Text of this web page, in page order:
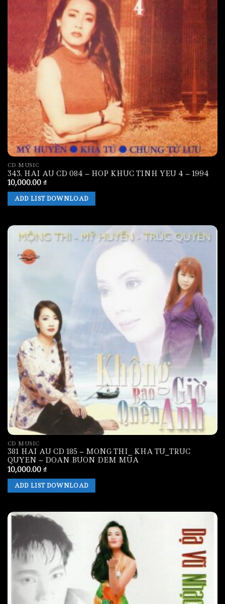
CD MUSIC
343. HAI AU CD 084 – HOP KHUC TINH YEU 4 – 1994
10,000.00 ₫
ADD LIST DOWNLOAD
CD MUSIC
381 HAI AU CD 185 – MONG THI_ KHA TU_TRUC
QUYEN – DOAN BUON DEM MUA
10,000.00 ₫
ADD LIST DOWNLOAD